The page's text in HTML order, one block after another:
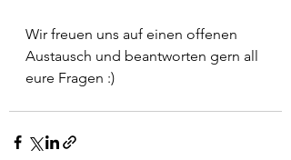
Wir freuen uns auf einen offenen
Austausch und beantworten gern all
eure Fragen :)